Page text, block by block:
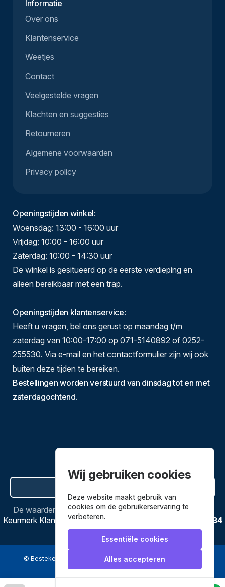
Informatie
Over ons
Klantenservice
Weetjes
Contact
Veelgestelde vragen
Klachten en suggesties
Retourneren
Algemene voorwaarden
Privacy policy
Openingstijden winkel:
Woensdag: 13:00 - 16:00 uur
Vrijdag: 10:00 - 16:00 uur
Zaterdag: 10:00 - 14:30 uur
De winkel is gesitueerd op de eerste verdieping en
alleen bereikbaar met een trap.
Openingstijden klantenservice:
Heeft u vragen, bel ons gerust op maandag t/m
zaterdag van 10:00-17:00 op 071-5140892 of 0252-
255530. Via e-mail en het contactformulier zijn wij ook
buiten deze tijden te bereiken.
Bestellingen worden verstuurd van dinsdag tot en met
zaterdagochtend.
Hier de overeenkomst ontbinden
De waardering vanBestekenpannen.nlbijWebwinkel
Keurmerk Klantbeoordelingen
3634
reviews.
© Bestekenpannen.nl 2026 een webshop van
Wij gebruiken cookies
Deze website maakt gebruik van
cookies om de gebruikerservaring te
verbeteren.
Essentiële cookies
Alles accepteren